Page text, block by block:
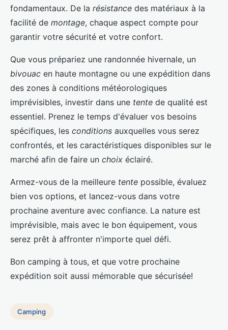
fondamentaux. De la résistance des matériaux à la
facilité de montage, chaque aspect compte pour
garantir votre sécurité et votre confort.
Que vous prépariez une randonnée hivernale, un
bivouac en haute montagne ou une expédition dans
des zones à conditions météorologiques
imprévisibles, investir dans une tente de qualité est
essentiel. Prenez le temps d'évaluer vos besoins
spécifiques, les conditions auxquelles vous serez
confrontés, et les caractéristiques disponibles sur le
marché afin de faire un choix éclairé.
Armez-vous de la meilleure tente possible, évaluez
bien vos options, et lancez-vous dans votre
prochaine aventure avec confiance. La nature est
imprévisible, mais avec le bon équipement, vous
serez prêt à affronter n'importe quel défi.
Bon camping à tous, et que votre prochaine
expédition soit aussi mémorable que sécurisée!
Camping